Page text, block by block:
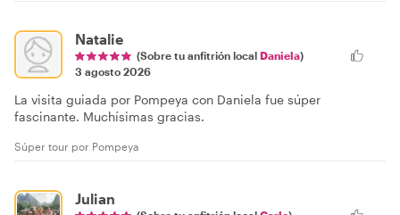
Natalie
(Sobre tu anfitrión local Daniela)
3 agosto 2026
La visita guiada por Pompeya con Daniela fue súper
fascinante. Muchísimas gracias.
Súper tour por Pompeya
Julian